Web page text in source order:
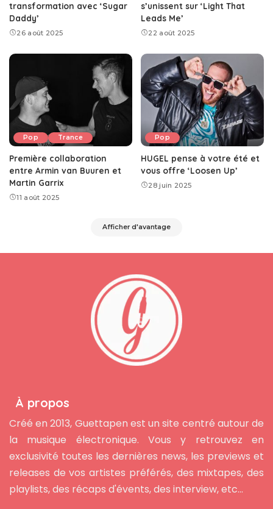
transformation avec ‘Sugar
Daddy’
26 août 2025
s’unissent sur ‘Light That
Leads Me’
22 août 2025
Pop Trance
Première collaboration
entre Armin van Buuren et
Martin Garrix
11 août 2025
Pop
HUGEL pense à votre été et
vous offre ‘Loosen Up’
28 juin 2025
Afficher d'avantage
À propos
Créé en 2013, Guettapen est un site centré autour de
la musique électronique. Vous y retrouvez en
exclusivité toutes les dernières news, les previews et
releases de vos artistes préférés, des mixtapes, des
playlists, des récaps d'évents, des interview, etc...